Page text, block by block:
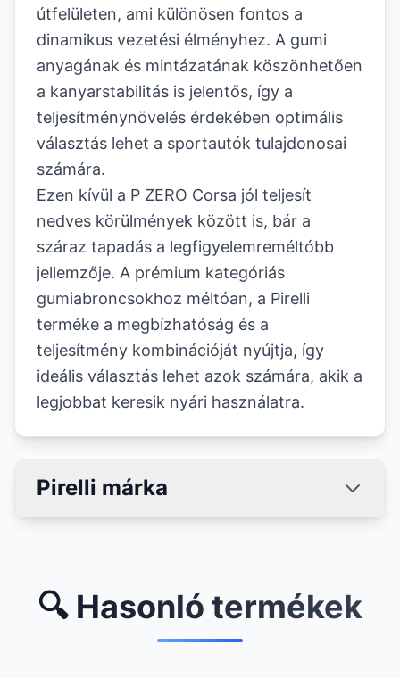
útfelületen, ami különösen fontos a
dinamikus vezetési élményhez. A gumi
anyagának és mintázatának köszönhetően
a kanyarstabilitás is jelentős, így a
teljesítménynövelés érdekében optimális
választás lehet a sportautók tulajdonosai
számára.
Ezen kívül a P ZERO Corsa jól teljesít
nedves körülmények között is, bár a
száraz tapadás a legfigyelemreméltóbb
jellemzője. A prémium kategóriás
gumiabroncsokhoz méltóan, a Pirelli
terméke a megbízhatóság és a
teljesítmény kombinációját nyújtja, így
ideális választás lehet azok számára, akik a
legjobbat keresik nyári használatra.
Pirelli márka
🔍 Hasonló termékek